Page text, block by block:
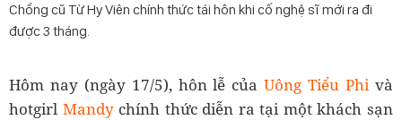
Chồng cũ Từ Hy Viên chính thức tái hôn khi cố nghệ sĩ mới ra đi
được 3 tháng.
Hôm nay (ngày 17/5), hôn lễ củaUông Tiểu Phivà
hotgirl Mandychính thức diễn ra tại một khách sạn